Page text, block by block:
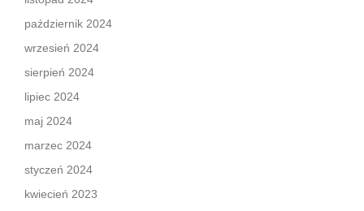
październik 2024
wrzesień 2024
sierpień 2024
lipiec 2024
maj 2024
marzec 2024
styczeń 2024
kwiecień 2023